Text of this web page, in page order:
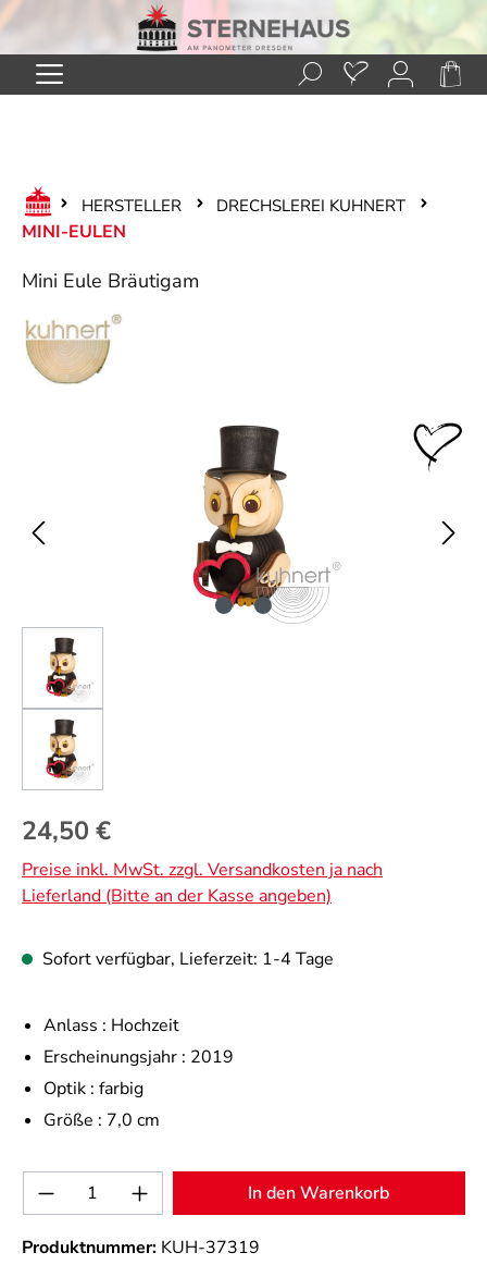
Zum Hauptinhalt springen
HERSTELLER DRECHSLEREI KUHNERT
MINI-EULEN
Mini Eule Bräutigam
Bildergalerie überspringen
Regulärer Preis:
24,50 €
Preise inkl. MwSt. zzgl. Versandkosten ja nach
Lieferland (Bitte an der Kasse angeben)
Sofort verfügbar, Lieferzeit: 1-4 Tage
Anlass : Hochzeit
Erscheinungsjahr : 2019
Optik : farbig
Größe : 7,0 cm
Produkt Anzahl: Gib den gewünschten
In den Warenkorb
Produktnummer: KUH-37319